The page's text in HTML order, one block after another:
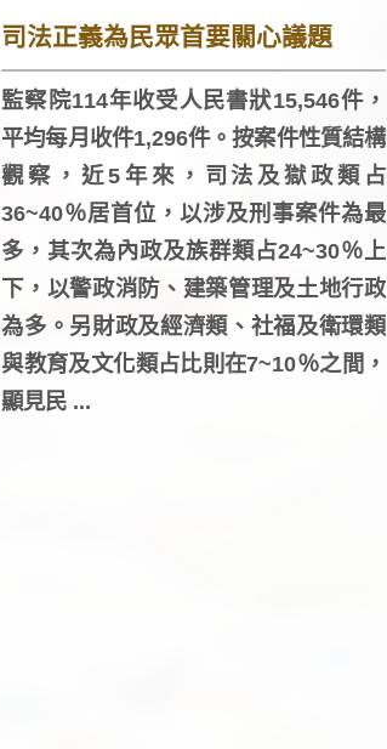
司法正義為民眾首要關心議題
監察院114年收受人民書狀15,546件，
平均每月收件1,296件。按案件性質結構
觀察，近5年來，司法及獄政類占
36~40％居首位，以涉及刑事案件為最
多，其次為內政及族群類占24~30％上
下，以警政消防、建築管理及土地行政
為多。另財政及經濟類、社福及衛環類
與教育及文化類占比則在7~10％之間，
顯見民 ...